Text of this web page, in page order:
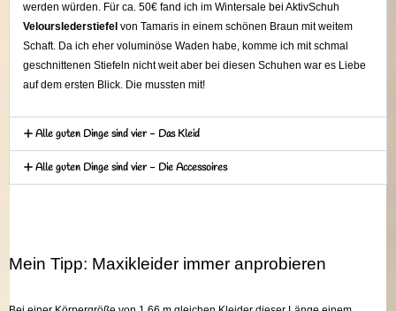
werden würden. Für ca. 50€ fand ich im Wintersale bei AktivSchuh
Velourslederstiefel von Tamaris in einem schönen Braun mit weitem
Schaft. Da ich eher voluminöse Waden habe, komme ich mit schmal
geschnittenen Stiefeln nicht weit aber bei diesen Schuhen war es Liebe
auf dem ersten Blick. Die mussten mit!
Alle guten Dinge sind vier - Das Kleid​
Alle guten Dinge sind vier - Die Accessoires
Mein Tipp: Maxikleider immer anprobieren​